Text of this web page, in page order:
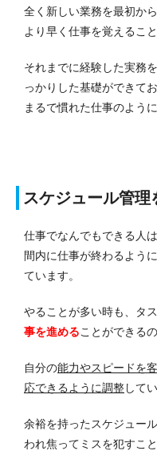
全く新しい業務を最初か
より早く仕事を覚えるこ
それまでに経験した実務
っかりした基礎ができて
まるで慣れた仕事のように
スケジュール管理
仕事でなんでもできる人
間内に仕事が終わるよう
ています。
やることが多い時も、タ
事を進めることができる
自分の能力やスピードを
応できるように調整して
余裕を持ったスケジュー
われ焦ってミスを犯すこ